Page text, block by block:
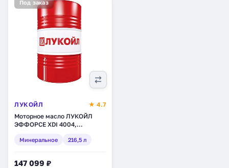
Под заказ
ЛУКОЙЛ
★ 4.7
Моторное масло ЛУКОЙЛ
ЭФФОРСЕ XDI 4004,
(1599858)
Минеральное 216,5 л
147 099 ₽